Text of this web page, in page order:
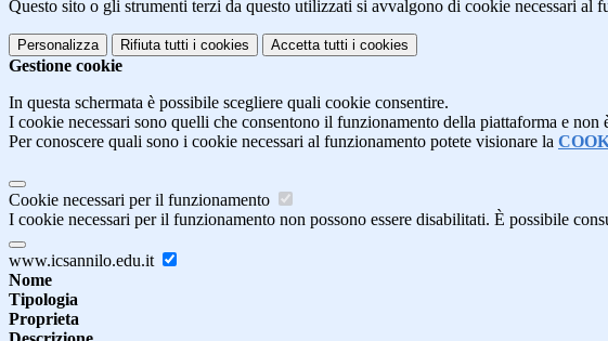
Questo sito o gli strumenti terzi da questo utilizzati si avvalgono di cookie necessari al
Personalizza Rifiuta tutti i cookies Accetta tutti i cookies
Gestione cookie
In questa schermata è possibile scegliere quali cookie consentire.
I cookie necessari sono quelli che consentono il funzionamento della piattaforma e non
Per conoscere quali sono i cookie necessari al funzionamento potete visionare la
Cookie necessari per il funzionamento
I cookie necessari per il funzionamento non possono essere disabilitati. È possibile
www.icsannilo.edu.it
Nome
Tipologia
Proprieta